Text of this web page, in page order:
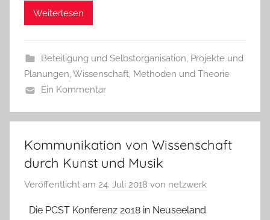
Weiterlesen
Beteiligung und Selbstorganisation, Projekte und
Planungen,Wissenschaft, Methoden und Theorie
Ein Kommentar
Kommunikation von Wissenschaft
durch Kunst und Musik
Veröffentlicht am 24. Juli 2018 von netzwerk
Die PCST Konferenz 2018 in Neuseeland